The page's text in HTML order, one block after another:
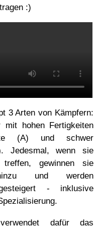
:)
3 Arten von Kämpfern:
mit hohen Fertigkeiten
(A) und schwer
Jedesmal, wenn sie
gewinnen sie
und werden
- inklusive
dafür das